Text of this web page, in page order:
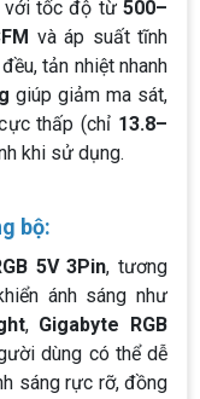
với tốc độ từ500–
và áp suất tĩnh
tản nhiệt nhanh
giúp giảm ma sát,
thấp (chỉ 13.8–
khi sử dụng.
bộ:
5V 3Pin, tương
ánh sáng như
, Gigabyte RGB
dùng có thể dễ
sáng rực rỡ, đồng